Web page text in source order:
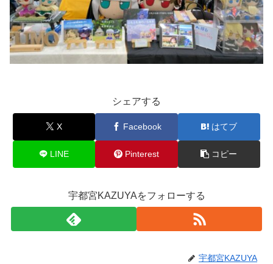
シェアする
X Facebook はてブ
LINE Pinterest コピー
宇都宮KAZUYAをフォローする
宇都宮KAZUYA